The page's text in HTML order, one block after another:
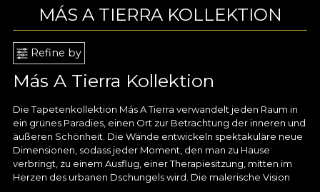
MÁS A TIERRA KOLLEKTION
Refine by
Más A Tierra Kollektion
Die Tapetenkollektion Más A Tierra verwandelt jeden Raum in
ein grünes Paradies, einen Ort zur Betrachtung der inneren und
äußeren Schönheit. Die Wände entwickeln spektakuläre neue
Dimensionen, sodass jeder Moment, den man zu Hause
verbringt, zu einem Ausflug, einer Therapiesitzung, mitten im
Herzen des urbanen Dschungels wird. Die malerische Vision